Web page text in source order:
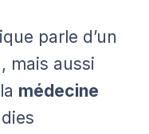
parle d’un
mais aussi
médecine